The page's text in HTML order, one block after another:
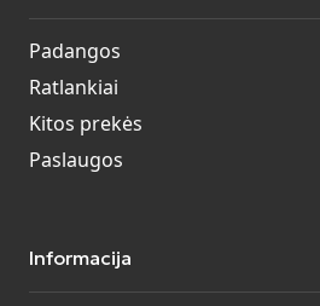
Padangos
Ratlankiai
Kitos prekės
Paslaugos
Informacija